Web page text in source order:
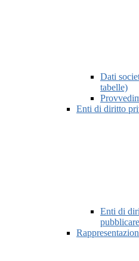
Dati
tabelle)
Enti di diritto
Enti di